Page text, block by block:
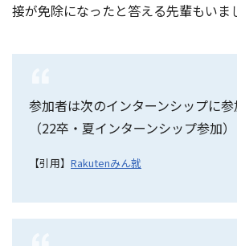
接が免除になったと答える先輩もいま
参加者は次のインターンシップに参
（22卒・夏インターンシップ参加）
【引用】 Rakutenみん就